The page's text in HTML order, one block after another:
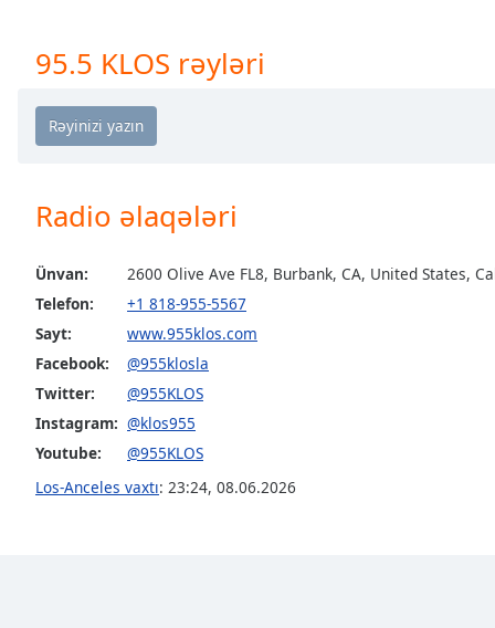
Playback
Chapters
Descriptions
descriptions
selected
Subtitles
subtitles
settings,
opens
settings
95.5 KLOS rəyləri
Radio əlaqələri
Ünvan:
2600 Olive Ave FL8, Burbank, CA, United States,
Telefon:
+1 818-955-5567
Sayt:
www.955klos.com
Facebook:
@955klosla
Twitter:
@955KLOS
Instagram: @klos955
Youtube:
@955KLOS
Los-Anceles vaxtı: 23:24, 08.06.2026